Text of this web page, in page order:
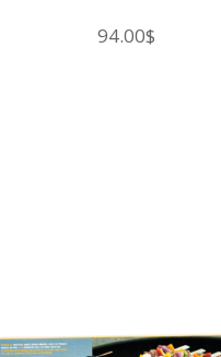
94.00$